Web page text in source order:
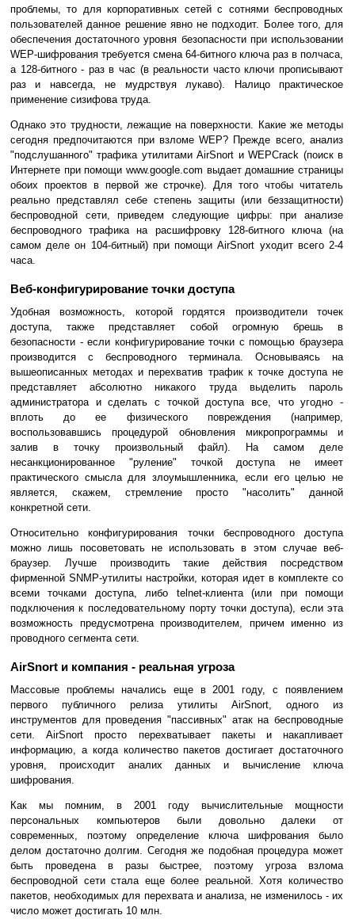
проблемы, то для корпоративных сетей с сотнями беспроводных
пользователей данное решение явно не подходит. Более того, для
обеспечения достаточного уровня безопасности при использовании
WEP-шифрования требуется смена 64-битного ключа раз в полчаса,
а 128-битного - раз в час (в реальности часто ключи прописывают
раз и навсегда, не мудрствуя лукаво). Налицо практическое
применение сизифова труда.
Однако это трудности, лежащие на поверхности. Какие же методы
сегодня предпочитаются при взломе WEP? Прежде всего, анализ
"подслушанного" трафика утилитами AirSnort и WEPCrack (поиск в
Интернете при помощи www.google.com выдает домашние страницы
обоих проектов в первой же строчке). Для того чтобы читатель
реально представлял себе степень защиты (или беззащитности)
беспроводной сети, приведем следующие цифры: при анализе
беспроводного трафика на расшифровку 128-битного ключа (на
самом деле он 104-битный) при помощи AirSnort уходит всего 2-4
часа.
Веб-конфигурирование точки доступа
Удобная возможность, которой гордятся производители точек
доступа, также представляет собой огромную брешь в
безопасности - если конфигурирование точки с помощью браузера
производится с беспроводного терминала. Основываясь на
вышеописанных методах и перехватив трафик к точке доступа не
представляет абсолютно никакого труда выделить пароль
администратора и сделать с точкой доступа все, что угодно -
вплоть до ее физического повреждения (например,
воспользовавшись процедурой обновления микропрограммы и
залив в точку произвольный файл). На самом деле
несанкционированное "руление" точкой доступа не имеет
практического смысла для злоумышленника, если его целью не
является, скажем, стремление просто "насолить" данной
конкретной сети.
Относительно конфигурирования точки беспроводного доступа
можно лишь посоветовать не использовать в этом случае веб-
браузер. Лучше производить такие действия посредством
фирменной SNMP-утилиты настройки, которая идет в комплекте со
всеми точками доступа, либо telnet-клиента (или при помощи
подключения к последовательному порту точки доступа), если эта
возможность предусмотрена производителем, причем именно из
проводного сегмента сети.
AirSnort и компания - реальная угроза
Массовые проблемы начались еще в 2001 году, с появлением
первого публичного релиза утилиты AirSnort, одного из
инструментов для проведения "пассивных" атак на беспроводные
сети. AirSnort просто перехватывает пакеты и накапливает
информацию, а когда количество пакетов достигает достаточного
уровня, происходит аналих данных и вычисление ключа
шифрования.
Как мы помним, в 2001 году вычислительные мощности
персональных компьютеров были довольно далеки от
современных, поэтому определение ключа шифрования было
делом достаточно долгим. Сегодня же подобная процедура может
быть проведена в разы быстрее, поэтому угроза взлома
беспроводной сети стала еще более реальной. Хотя количество
пакетов, необходимых для перехвата и анализа, не изменилось - их
число может достигать 10 млн.